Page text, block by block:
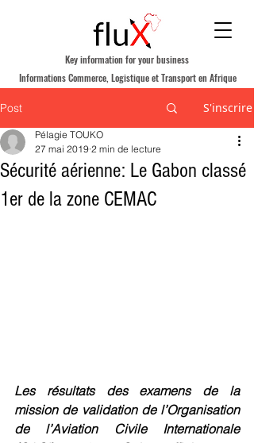
Informations Commerce, Logistique et Transport en Afrique
Key information for your business
Post S'inscrire
Sécurité aérienne: Le Gabon classé
1er de la zone CEMAC
Pélagie TOUKO
27 mai 2019 2 min de lecture
Les résultats des examens de la
mission de validation de l’Organisation
de l’Aviation Civile Internationale